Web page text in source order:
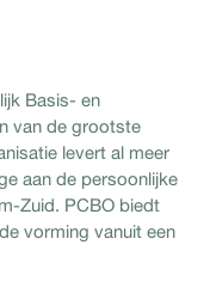
Basis- en
van de grootste
levert al meer
aan de persoonlijke
Zuid. PCBO biedt
vorming vanuit een